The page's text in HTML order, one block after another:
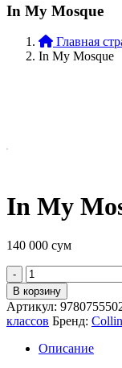
In My Mosque
Главная
In My Mosque
In My
140 000 сум
Quantity
В корзину
Артикул:
классов Бренд:
Описание